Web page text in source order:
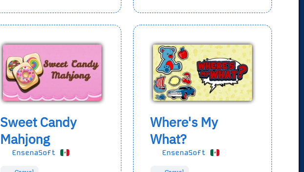
Sweet Candy
Mahjong
EnsenaSoft
Where's My
What?
EnsenaSoft